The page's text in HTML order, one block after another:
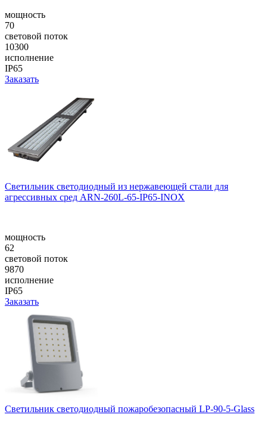
мощность
70
световой поток
10300
исполнение
IP65
Заказать
Светильник светодиодный из нержавеющей стали для
агрессивных сред ARN-260L-65-IP65-INOX
мощность
62
световой поток
9870
исполнение
IP65
Заказать
Светильник светодиодный пожаробезопасный LP-90-5-Glass